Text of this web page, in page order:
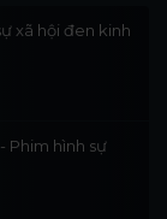
xã hội đen kinh
Phim hình sự